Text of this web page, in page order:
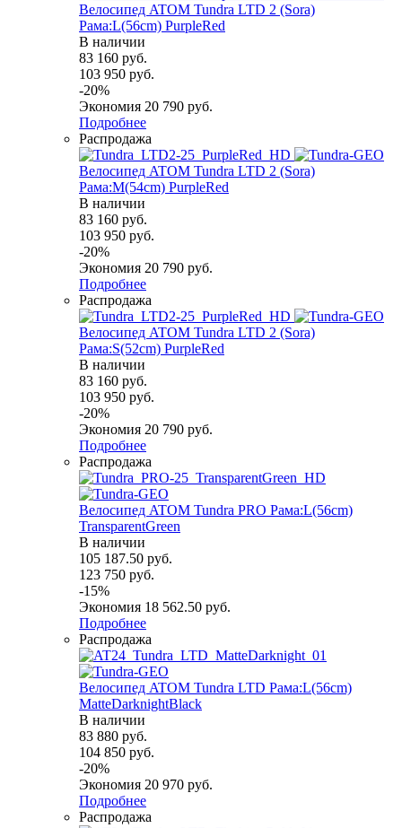
Велосипед ATOM Tundra LTD 2 (Sora)
Рама:L(56cm) PurpleRed
В наличии
83 160 руб.
103 950 руб.
-20%
Экономия 20 790 руб.
Подробнее
Распродажа
Велосипед ATOM Tundra LTD 2 (Sora)
Рама:M(54cm) PurpleRed
В наличии
83 160 руб.
103 950 руб.
-20%
Экономия 20 790 руб.
Подробнее
Распродажа
Велосипед ATOM Tundra LTD 2 (Sora)
Рама:S(52cm) PurpleRed
В наличии
83 160 руб.
103 950 руб.
-20%
Экономия 20 790 руб.
Подробнее
Распродажа
Велосипед ATOM Tundra PRO Рама:L(56cm)
TransparentGreen
В наличии
105 187.50 руб.
123 750 руб.
-15%
Экономия 18 562.50 руб.
Подробнее
Распродажа
Велосипед ATOM Tundra LTD Рама:L(56cm)
MatteDarknightBlack
В наличии
83 880 руб.
104 850 руб.
-20%
Экономия 20 970 руб.
Подробнее
Распродажа